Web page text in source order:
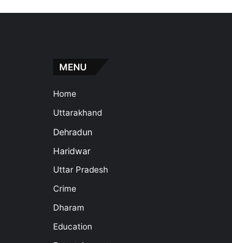
MENU
Home
Uttarakhand
Dehradun
Haridwar
Uttar Pradesh
Crime
Dharam
Education